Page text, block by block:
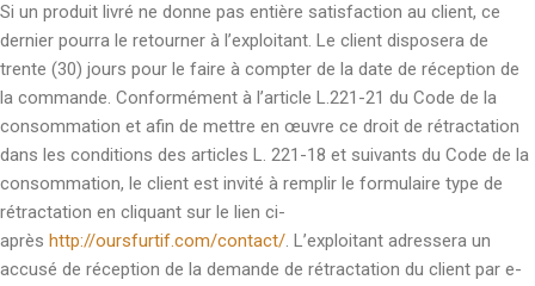
Si un produit livré ne donne pas entière satisfaction au client, ce
dernier pourra le retourner à l’exploitant. Le client disposera de
trente (30) jours pour le faire à compter de la date de réception de
la commande. Conformément à l’article L.221-21 du Code de la
consommation et afin de mettre en œuvre ce droit de rétractation
dans les conditions des articles L. 221-18 et suivants du Code de la
consommation, le client est invité à remplir le formulaire type de
rétractation en cliquant sur le lien ci-
après http://oursfurtif.com/contact/. L’exploitant adressera un
accusé de réception de la demande de rétractation du client par e-